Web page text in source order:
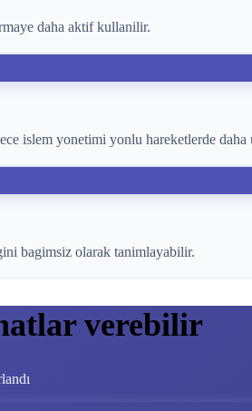
daha aktif kullanilir.
islem yonetimi yonlu hareketlerde
bagimsiz olarak tanimlayabilir.
verebilir